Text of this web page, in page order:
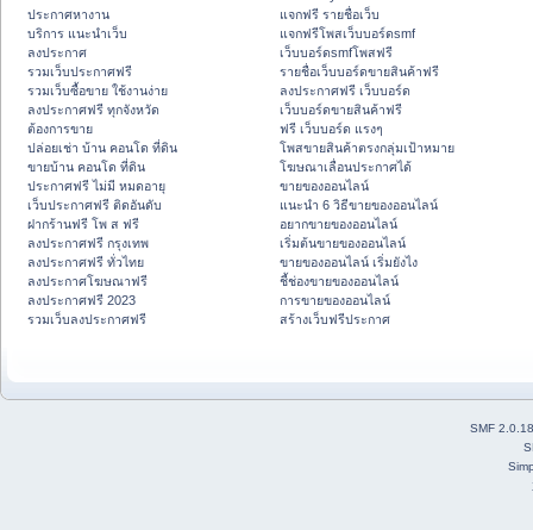
ประกาศหางาน
บริการ แนะนำเว็บ
ลงประกาศ
รวมเว็บประกาศฟรี
รวมเว็บซื้อขาย ใช้งานง่าย
ลงประกาศฟรี ทุกจังหวัด
ต้องการขาย
ปล่อยเช่า บ้าน คอนโด ที่ดิน
ขายบ้าน คอนโด ที่ดิน
ประกาศฟรี ไม่มี หมดอายุ
เว็บประกาศฟรี ติดอันดับ
ฝากร้านฟรี โพ ส ฟรี
ลงประกาศฟรี กรุงเทพ
ลงประกาศฟรี ทั่วไทย
ลงประกาศโฆษณาฟรี
ลงประกาศฟรี 2023
รวมเว็บลงประกาศฟรี
แจกฟรี รายชื่อเว็บ
แจกฟรีโพสเว็บบอร์ดsmf
เว็บบอร์ดsmfโพสฟรี
รายชื่อเว็บบอร์ดขายสินค้าฟรี
ลงประกาศฟรี เว็บบอร์ด
เว็บบอร์ดขายสินค้าฟรี
ฟรี เว็บบอร์ด แรงๆ
โพสขายสินค้าตรงกลุ่มเป้าหมาย
โฆษณาเลื่อนประกาศได้
ขายของออนไลน์
แนะนำ 6 วิธีขายของออนไลน์
อยากขายของออนไลน์
เริ่มต้นขายของออนไลน์
ขายของออนไลน์ เริ่มยังไง
ชี้ช่องขายของออนไลน์
การขายของออนไลน์
สร้างเว็บฟรีประกาศ
SMF 2.0.18